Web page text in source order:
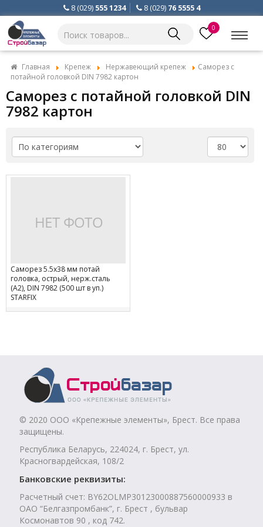
8 (029) 555 1234 8 (029) 76 5555 4
0
Главная Крепеж Нержавеющий крепеж
Саморез с
потайной головкой DIN 7982 картон
Саморез с потайной головкой DIN
7982 картон
Саморез 5.5х38 мм потай
головка, острый, нерж.сталь
(А2), DIN 7982 (500 шт в уп.)
STARFIX
© 2020 ООО «Крепежные элементы», Брест. Все права
защищены.
Республика Беларусь, 224024, г. Брест, ул.
Красногвардейская, 108/2
Банковские реквизиты:
Расчетный счет: BY62OLMP30123000887560000933 в
ОАО “Белгазпромбанк”, г. Брест , бульвар
Космонавтов 90 , код 742.